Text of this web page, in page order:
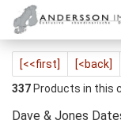
[<<first] [<back]
337 Products in this
Dave & Jones